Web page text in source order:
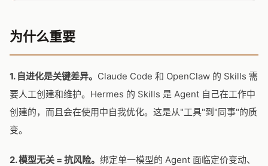
为什么重要
1. 自进化是关键差异。 Claude Code 和 OpenClaw 的 Skills 需
要人工创建和维护。Hermes 的 Skills 是 Agent 自己在工作中
创建的，而且会在使用中自我优化。这是从"工具"到"同事"的质
变。
2. 模型无关 = 抗风险。 绑定单一模型的 Agent 面临定价变动、